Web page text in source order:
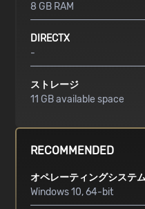
8 GB RAM
DIRECTX
-
ストレージ
11 GB available space
RECOMMENDED
オペレーティングシステ
Windows 10, 64-bit